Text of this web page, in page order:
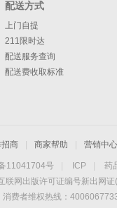
配送方式
上门自提
211限时达
配送服务查询
配送费收取标准
商 商家帮助 营销中心
11041704号 ICP 药
联网出版许可证编号新出网
消费者维权热线：